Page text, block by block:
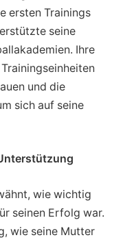
ersten Trainings
seine
Ihre
und die
sich auf seine
wie wichtig
seinen Erfolg war.
wie seine Mutter